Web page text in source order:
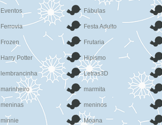
Eventos Fábulas
Ferrovia Festa Adulto
Frozen Frutaria
Harry Potter Hipismo
lembrancinha Letras3D
marinheiro marmita
meninas meninos
minnie Moana